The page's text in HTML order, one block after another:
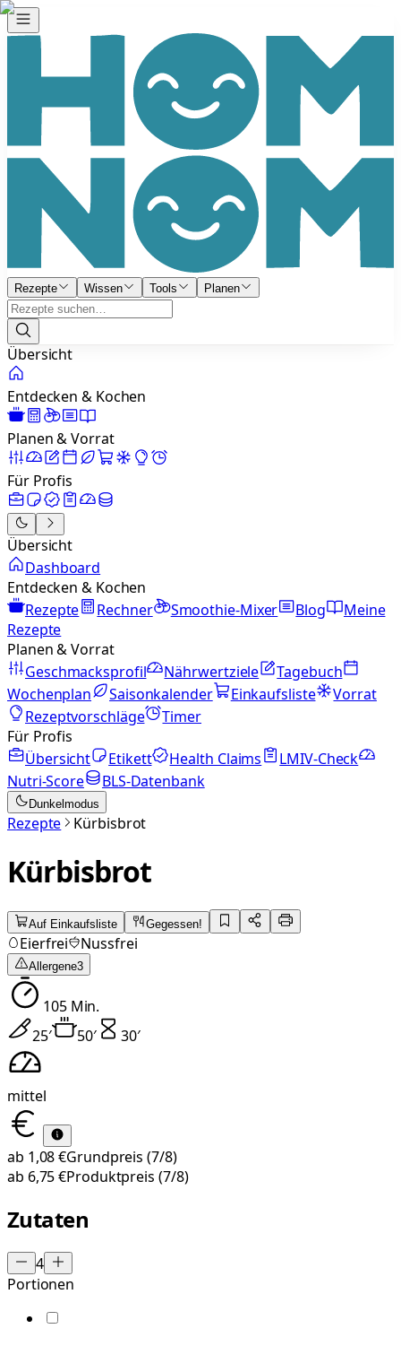
Rezepte Wissen Tools Planen
Übersicht
Entdecken & Kochen
Planen & Vorrat
Für Profis
Übersicht
Dashboard
Entdecken & Kochen
Rezepte
Rechner Smoothie-Mixer Blog
Meine
Rezepte
Planen & Vorrat
Geschmacksprofil
Nährwertziele
Tagebuch
Wochenplan
Saisonkalender Einkaufsliste
Vorrat
Rezeptvorschläge
Timer
Für Profis
Übersicht
Etikett Health Claims
LMIV-Check
Nutri-Score
BLS-Datenbank
Dunkelmodus
Rezepte Kürbisbrot
Kürbisbrot
Auf Einkaufsliste Gegessen!
Eierfrei Nussfrei
Allergene3
105Min.
25′ 50′ 30′
mittel
ab 1,08 €Grundpreis (7/8)
ab 6,75 €Produktpreis (7/8)
Zutaten
4
Portionen